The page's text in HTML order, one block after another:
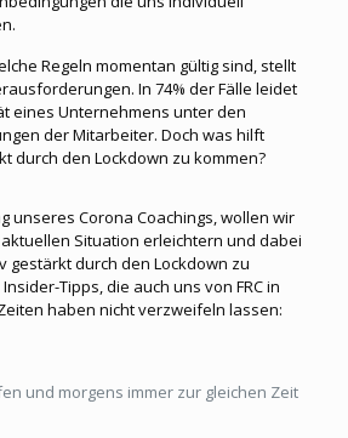
Regeln momentan gültig sind, stellt
In 74% der Fälle leidet
eines Unternehmens unter den
der Mitarbeiter. Doch was hilft
durch den Lockdown zu kommen?
unseres Corona Coachings, wollen wir
Situation erleichtern und dabei
gestärkt durch den Lockdown zu
Tipps, die auch uns von FRC in
haben nicht verzweifeln lassen:
und morgens immer zur gleichen Zeit